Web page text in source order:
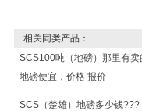
相关同类产品：
SCS100吨（地磅）那里有
地磅便宜，价格 报价
SCS（楚雄）地磅多少钱???